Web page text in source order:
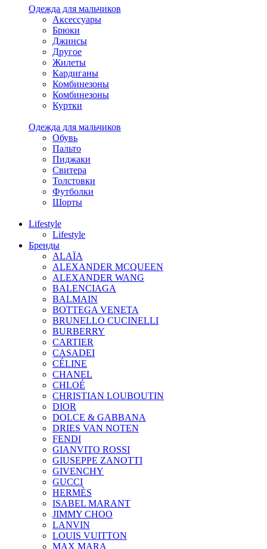
Одежда для мальчиков
Аксессуары
Брюки
Джинсы
Другое
Жилеты
Кардиганы
Комбинезоны
Комбинезоны
Куртки
Одежда для мальчиков
Обувь
Пальто
Пиджаки
Свитера
Толстовки
Футболки
Шорты
Lifestyle
Lifestyle
Бренды
ALAÏA
ALEXANDER MCQUEEN
ALEXANDER WANG
BALENCIAGA
BALMAIN
BOTTEGA VENETA
BRUNELLO CUCINELLI
BURBERRY
CARTIER
CASADEI
CÉLINE
CHANEL
CHLOÉ
CHRISTIAN LOUBOUTIN
DIOR
DOLCE & GABBANA
DRIES VAN NOTEN
FENDI
GIANVITO ROSSI
GIUSEPPE ZANOTTI
GIVENCHY
GUCCI
HERMÈS
ISABEL MARANT
JIMMY CHOO
LANVIN
LOUIS VUITTON
MAX MARA